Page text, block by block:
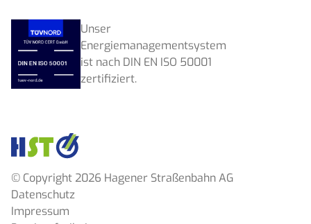
Unser
Energiemanagementsystem
ist nach DIN EN ISO 50001
zertifiziert.
© Copyright 2026 Hagener Straßenbahn AG
Datenschutz
Impressum